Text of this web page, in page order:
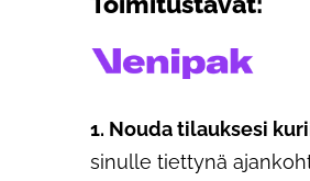
1. Nouda tilauksesi
sinulle tiettynä